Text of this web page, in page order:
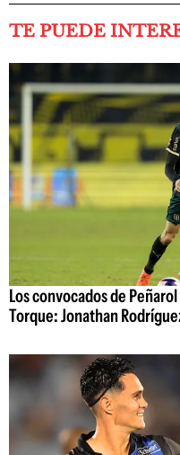
TE PUEDE
Los convocados de
Torque: Jonathan